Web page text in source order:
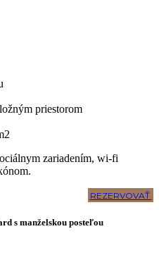
priestorom
zariadením, wi-fi
REZERVOVAŤ
s manželskou posteľou